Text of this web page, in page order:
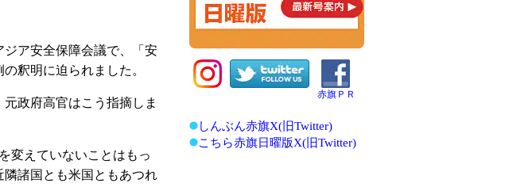
ア安全保障会議で、「安
釈明に迫られました。
政府高官はこう指摘しま
変えていないことはもっ
諸国とも米国ともあつれ
赤旗ＰＲ
しんぶん赤旗X(旧Twitter)
こちら赤旗日曜版X(旧Twitter)